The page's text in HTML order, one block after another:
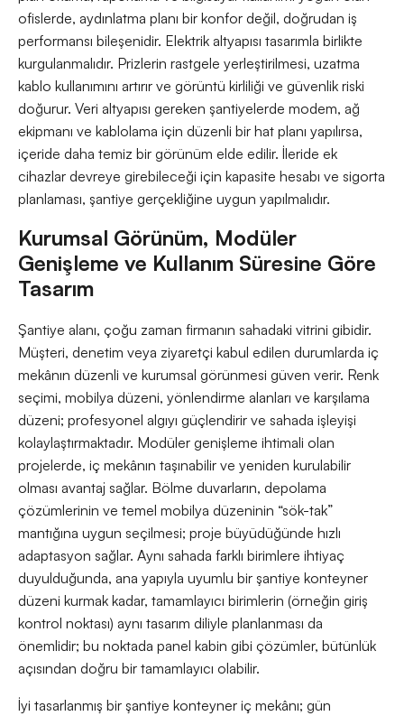
ofislerde, aydınlatma planı bir konfor değil, doğrudan iş
performansı bileşenidir. Elektrik altyapısı tasarımla birlikte
kurgulanmalıdır. Prizlerin rastgele yerleştirilmesi, uzatma
kablo kullanımını artırır ve görüntü kirliliği ve güvenlik riski
doğurur. Veri altyapısı gereken şantiyelerde modem, ağ
ekipmanı ve kablolama için düzenli bir hat planı yapılırsa,
içeride daha temiz bir görünüm elde edilir. İleride ek
cihazlar devreye girebileceği için kapasite hesabı ve sigorta
planlaması, şantiye gerçekliğine uygun yapılmalıdır.
Kurumsal Görünüm, Modüler
Genişleme ve Kullanım Süresine Göre
Tasarım
Şantiye alanı, çoğu zaman firmanın sahadaki vitrini gibidir.
Müşteri, denetim veya ziyaretçi kabul edilen durumlarda iç
mekânın düzenli ve kurumsal görünmesi güven verir. Renk
seçimi, mobilya düzeni, yönlendirme alanları ve karşılama
düzeni; profesyonel algıyı güçlendirir ve sahada işleyişi
kolaylaştırmaktadır. Modüler genişleme ihtimali olan
projelerde, iç mekânın taşınabilir ve yeniden kurulabilir
olması avantaj sağlar. Bölme duvarların, depolama
çözümlerinin ve temel mobilya düzeninin “sök-tak”
mantığına uygun seçilmesi; proje büyüdüğünde hızlı
adaptasyon sağlar. Aynı sahada farklı birimlere ihtiyaç
duyulduğunda, ana yapıyla uyumlu bir şantiye konteyner
düzeni kurmak kadar, tamamlayıcı birimlerin (örneğin giriş
kontrol noktası) aynı tasarım diliyle planlanması da
önemlidir; bu noktada panel kabin gibi çözümler, bütünlük
açısından doğru bir tamamlayıcı olabilir.
İyi tasarlanmış bir şantiye konteyner iç mekânı; gün